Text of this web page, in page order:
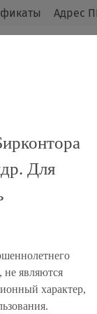
Адрес
Для
не являются
характер,